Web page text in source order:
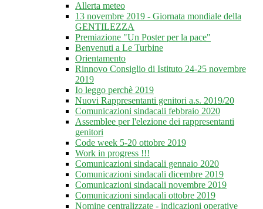
Allerta meteo
13 novembre 2019 - Giornata mondiale della
GENTILEZZA
Premiazione "Un Poster per la pace"
Benvenuti a Le Turbine
Orientamento
Rinnovo Consiglio di Istituto 24-25 novembre
2019
Io leggo perchè 2019
Nuovi Rappresentanti genitori a.s. 2019/20
Comunicazioni sindacali febbraio 2020
Assemblee per l'elezione dei rappresentanti
genitori
Code week 5-20 ottobre 2019
Work in progress !!!
Comunicazioni sindacali gennaio 2020
Comunicazioni sindacali dicembre 2019
Comunicazioni sindacali novembre 2019
Comunicazioni sindacali ottobre 2019
Nomine centralizzate - indicazioni operative